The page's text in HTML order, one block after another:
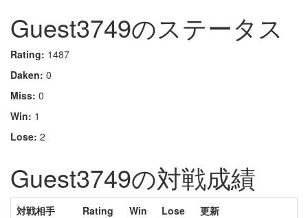
Guest3749のステータス
Rating: 1487
Daken: 0
Miss: 0
Win: 1
Lose: 2
Guest3749の対戦成績
対戦相手 Rating Win Lose
更新